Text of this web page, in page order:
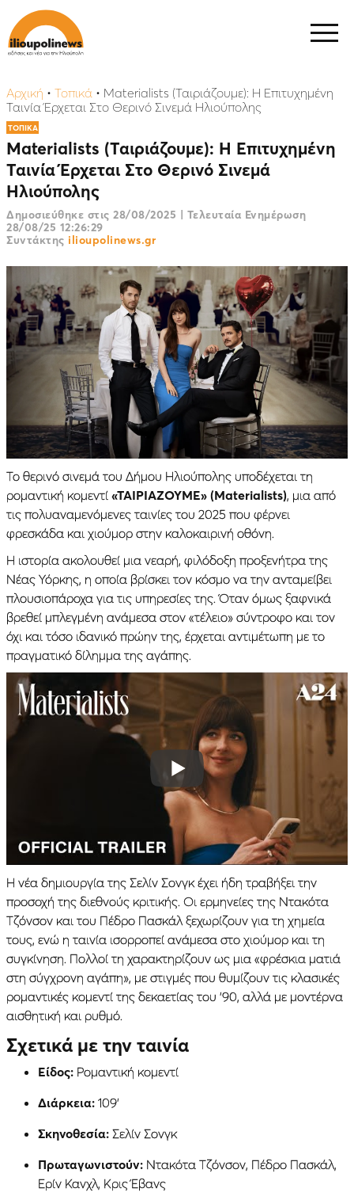
Αρχική • Τοπικά • Materialists (Ταιριάζουμε): H Eπιτυχημένη
Ταινία Έρχεται Στο Θερινό Σινεμά Ηλιούπολης
ΤΟΠΙΚΑ
Materialists (Ταιριάζουμε): H Eπιτυχημένη
Ταινία Έρχεται Στο Θερινό Σινεμά
Ηλιούπολης
Δημοσιεύθηκε στις 28/08/2025 | Τελευταία Ενημέρωση
28/08/25 12:26:29
Συντάκτης ilioupolinews.gr
Το θερινό σινεμά του Δήμου Ηλιούπολης υποδέχεται τη
ρομαντική κομεντί «ΤΑΙΡΙΑΖΟΥΜΕ» (Materialists), μια από
τις πολυαναμενόμενες ταινίες του 2025 που φέρνει
φρεσκάδα και χιούμορ στην καλοκαιρινή οθόνη.
Η ιστορία ακολουθεί μια νεαρή, φιλόδοξη προξενήτρα της
Νέας Υόρκης, η οποία βρίσκει τον κόσμο να την ανταμείβει
πλουσιοπάροχα για τις υπηρεσίες της. Όταν όμως ξαφνικά
βρεθεί μπλεγμένη ανάμεσα στον «τέλειο» σύντροφο και τον
όχι και τόσο ιδανικό πρώην της, έρχεται αντιμέτωπη με το
πραγματικό δίλημμα της αγάπης.
Η νέα δημιουργία της Σελίν Σονγκ έχει ήδη τραβήξει την
προσοχή της διεθνούς κριτικής. Οι ερμηνείες της Ντακότα
Τζόνσον και του Πέδρο Πασκάλ ξεχωρίζουν για τη χημεία
τους, ενώ η ταινία ισορροπεί ανάμεσα στο χιούμορ και τη
συγκίνηση. Πολλοί τη χαρακτηρίζουν ως μια «φρέσκια ματιά
στη σύγχρονη αγάπη», με στιγμές που θυμίζουν τις κλασικές
ρομαντικές κομεντί της δεκαετίας του ’90, αλλά με μοντέρνα
αισθητική και ρυθμό.
Σχετικά με την ταινία
Είδος: Ρομαντική κομεντί
Διάρκεια: 109’
Σκηνοθεσία: Σελίν Σονγκ
Πρωταγωνιστούν: Ντακότα Τζόνσον, Πέδρο Πασκάλ,
Ερίν Κανχλ, Κρις Έβανς